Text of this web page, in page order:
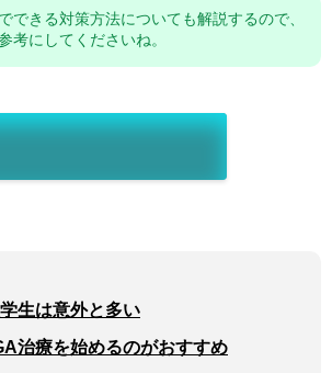
できる対策方法についても解説するので、
考にしてくださいね。
生は意外と多い
治療を始めるのがおすすめ